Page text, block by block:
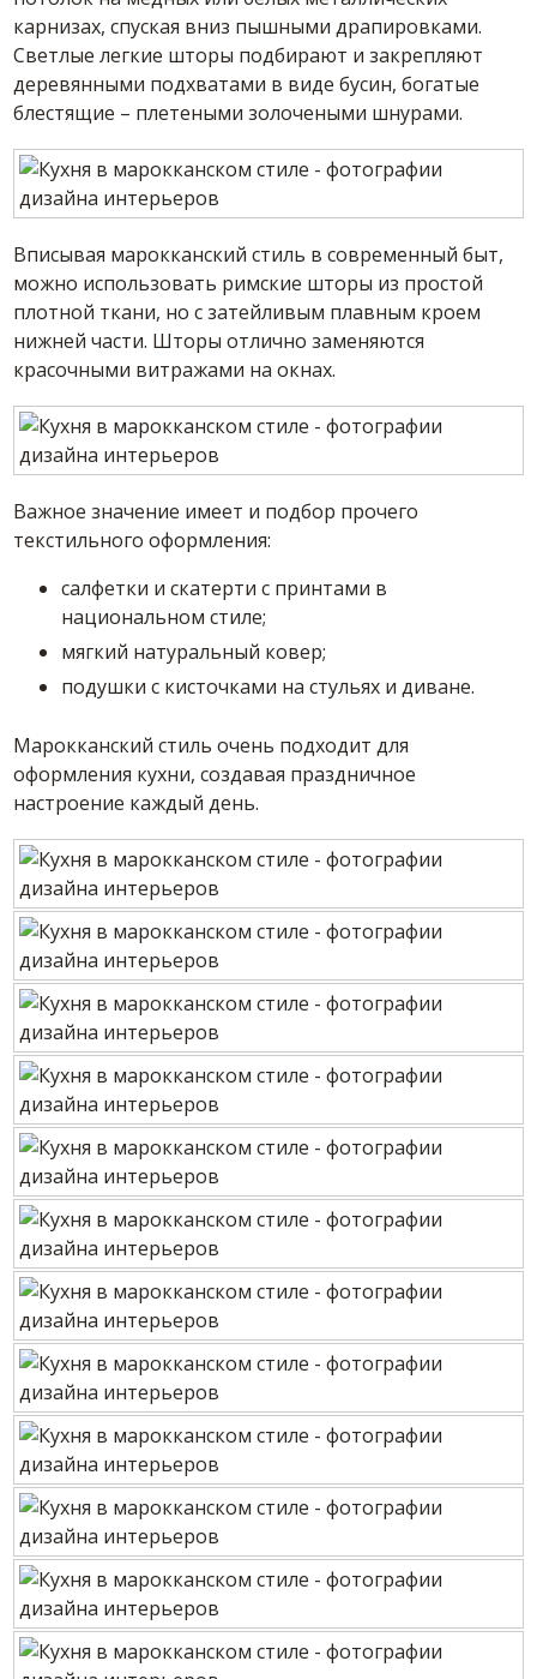
карнизах, спуская вниз пышными драпировками.
Светлые легкие шторы подбирают и закрепляют
деревянными подхватами в виде бусин, богатые
блестящие – плетеными золочеными шнурами.
Вписывая марокканский стиль в современный быт,
можно использовать римские шторы из простой
плотной ткани, но с затейливым плавным кроем
нижней части. Шторы отлично заменяются
красочными витражами на окнах.
Важное значение имеет и подбор прочего
текстильного оформления:
салфетки и скатерти с принтами в
национальном стиле;
мягкий натуральный ковер;
подушки с кисточками на стульях и диване.
Марокканский стиль очень подходит для
оформления кухни, создавая праздничное
настроение каждый день.